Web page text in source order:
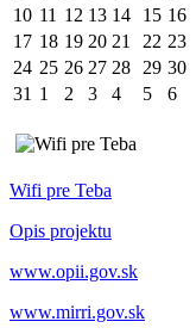
10 11 12 13 14 15 16
17 18 19 20 21 22 23
24 25 26 27 28 29 30
31 1 2 3 4 5 6
Wifi pre Teba
Opis projektu
www.opii.gov.sk
www.mirri.gov.sk